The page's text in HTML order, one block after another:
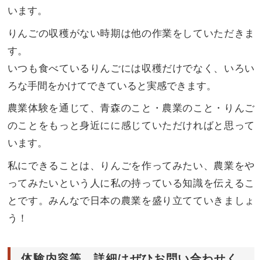
います。
りんごの収穫がない時期は他の作業をしていただきま
す。
いつも食べているりんごには収穫だけでなく、いろい
ろな手間をかけてできていると実感できます。
農業体験を通じて、青森のこと・農業のこと・りんご
のことをもっと身近にに感じていただければと思って
います。
私にできることは、りんごを作ってみたい、農業をや
ってみたいという人に私の持っている知識を伝えるこ
とです。みんなで日本の農業を盛り立てていきましょ
う！